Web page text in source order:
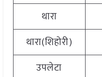
थारा
थारा(शिहोरी)
उपलेटा